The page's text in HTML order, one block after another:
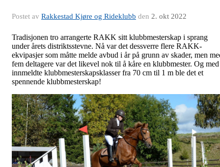
Postet av Rakkestad Kjøre og Rideklubb den 2. okt 2022
Tradisjonen tro arrangerte RAKK sitt klubbmesterskap i sprang
under årets distriktsstevne. Nå var det dessverre flere RAKK-
ekvipasjer som måtte melde avbud i år på grunn av skader, men
fem deltagere var det likevel nok til å kåre en klubbmester. Og med
innmeldte klubbmesterskapsklasser fra 70 cm til 1 m ble det et
spennende klubbmesterskap!